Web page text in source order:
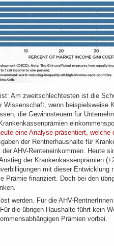
Am zweitschlechtesten ist die
Wissenschaft, wenn beispielsweise
die Gewinnsteuern für
eine Analyse präsentiert, welche
der Rentnerhaushalte für
AHV-Renteneinkommen. Heute
der Krankenkassenprämien
mit dieser Entwicklung
Prämie finanziert. Doch bei den
werden. Für die AHV-
die übrigen Haushalte führt kein
Prämien vorbei.